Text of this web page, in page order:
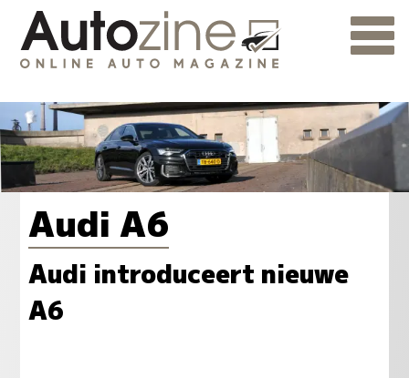
Audi A6
Audi introduceert nieuwe
A6